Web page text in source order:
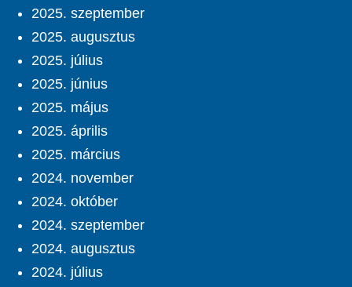
2025. szeptember
2025. augusztus
2025. július
2025. június
2025. május
2025. április
2025. március
2024. november
2024. október
2024. szeptember
2024. augusztus
2024. július